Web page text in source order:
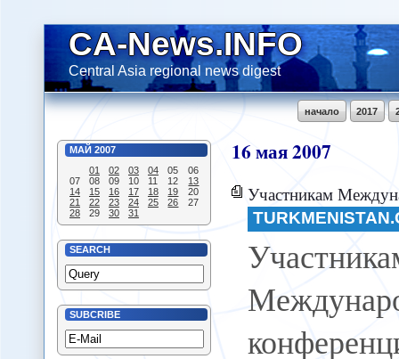
CA-News.INFO
Central Asia regional news digest
2017
начало
МАЙ 2007
01
02 03 04 05
06
07
08 09 10 11 12
13
14
15 16 17 18 19
20
21
22 23 24 25 26
27
28
29 30 31
SEARCH
SUBCRIBE
16мая2007
Участникам Международной конференции